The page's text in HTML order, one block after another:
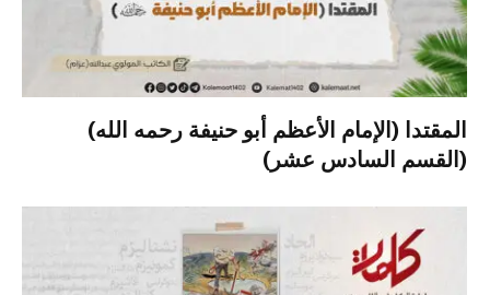
المقتدا (الإمام الأعظم أبو حنيفة رحمه الله)
(القسم السادس عشر)